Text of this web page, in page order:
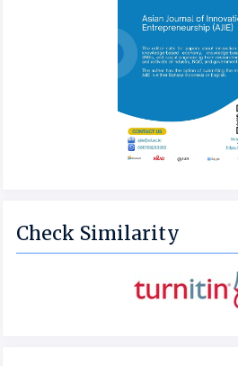
Check Similarity